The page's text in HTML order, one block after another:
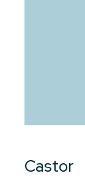
Castor